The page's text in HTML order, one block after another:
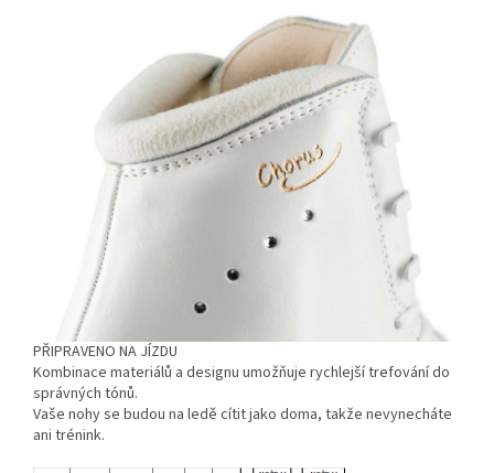
PŘIPRAVENO NA JÍZDU
Kombinace materiálů a designu umožňuje rychlejší trefování do
správných tónů.
Vaše nohy se budou na ledě cítit jako doma, takže nevynecháte
ani trénink.